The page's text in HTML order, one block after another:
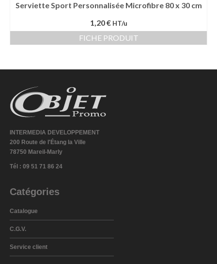
Serviette Sport Personnalisée Microfibre 80 x 30 cm
1,20 € HT/u
FICHE PRODUIT
INTERMEDIA DEVELOPPEMENT
200 Route de l'Étang la Ville
78750 Mareil-Marly
Tél : 09 51 71 86 24
Catégories
Catalogue
C.G.V.
Service client